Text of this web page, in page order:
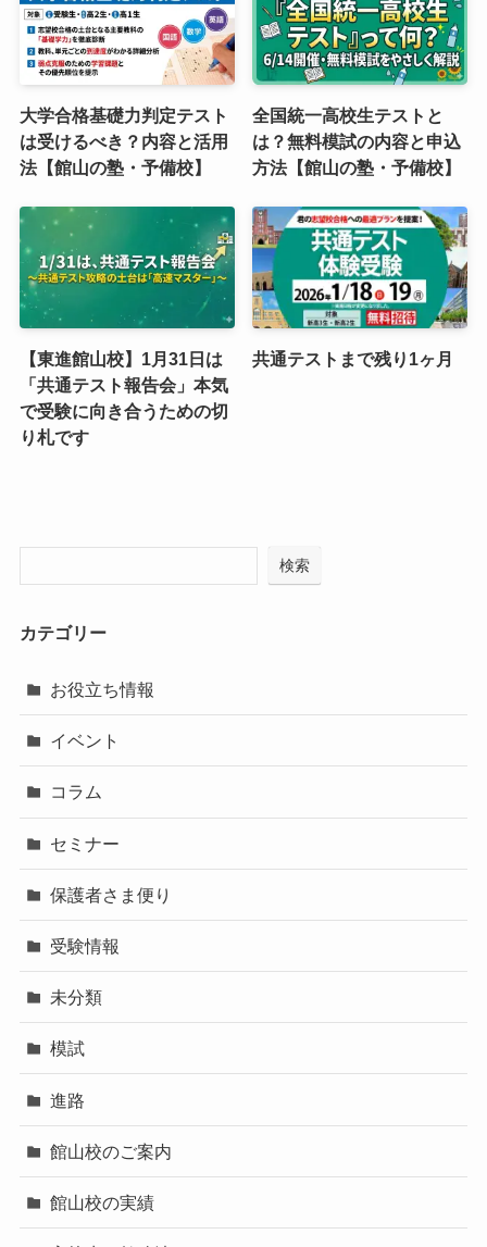
大学合格基礎力判定テスト
は受けるべき？内容と活用
法【館山の塾・予備校】
全国統一高校生テストと
は？無料模試の内容と申込
方法【館山の塾・予備校】
【東進館山校】1月31日は
「共通テスト報告会」本気
で受験に向き合うための切
り札です
共通テストまで残り1ヶ月
検索
カテゴリー
お役立ち情報
イベント
コラム
セミナー
保護者さま便り
受験情報
未分類
模試
進路
館山校のご案内
館山校の実績